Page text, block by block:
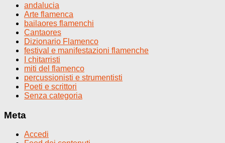
andalucia
Arte flamenca
bailaores flamenchi
Cantaores
Dizionario Flamenco
festival e manifestazioni flamenche
I chitarristi
miti del flamenco
percussionisti e strumentisti
Poeti e scrittori
Senza categoria
Meta
Accedi